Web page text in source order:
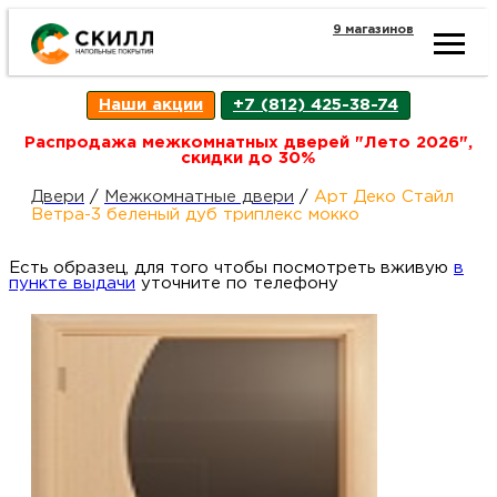
9 магазинов
Наши акции +7 (812) 425-38-74
Распродажа межкомнатных дверей "Лето 2026",
скидки до 30%
Двери / Межкомнатные двери / Арт Деко Стайл
Ветра-3 беленый дуб триплекс мокко
Есть образец, для того чтобы посмотреть вживую в
пункте выдачи уточните по телефону